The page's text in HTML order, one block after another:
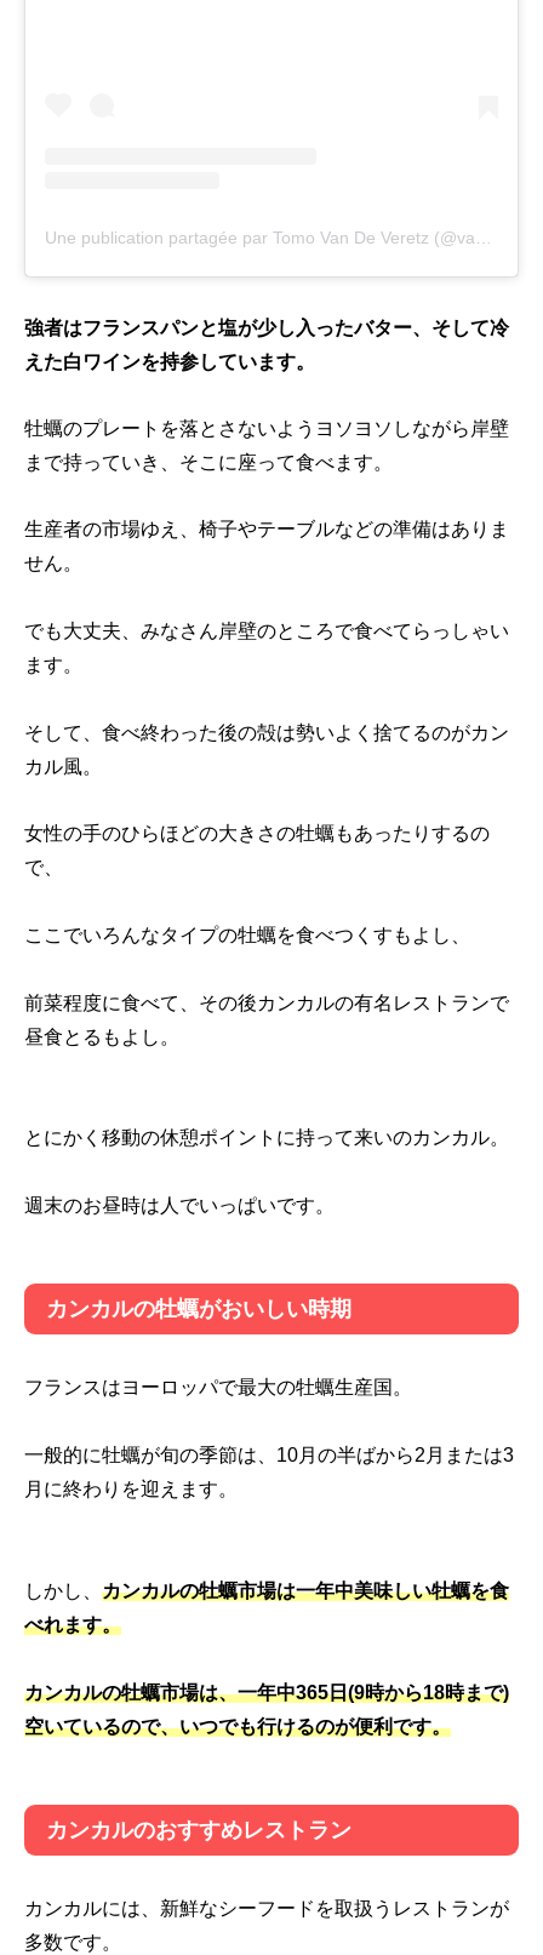
強者はフランスパンと塩が少し入ったバター、そして冷
えた白ワインを持参しています。
牡蠣のプレートを落とさないようヨソヨソしながら岸壁
まで持っていき、そこに座って食べます。
生産者の市場ゆえ、椅子やテーブルなどの準備はありま
せん。
でも大丈夫、みなさん岸壁のところで食べてらっしゃい
ます。
そして、食べ終わった後の殻は勢いよく捨てるのがカン
カル風。
女性の手のひらほどの大きさの牡蠣もあったりするの
で、
ここでいろんなタイプの牡蠣を食べつくすもよし、
前菜程度に食べて、その後カンカルの有名レストランで
昼食とるもよし。
とにかく移動の休憩ポイントに持って来いのカンカル。
週末のお昼時は人でいっぱいです。
カンカルの牡蠣がおいしい時期
フランスはヨーロッパで最大の牡蠣生産国。
一般的に牡蠣が旬の季節は、10月の半ばから2月または3
月に終わりを迎えます。
しかし、 カンカルの牡蠣市場は一年中美味しい牡蠣を食
べれます。
カンカルの牡蠣市場は、一年中365日(9時から18時まで)
空いているので、いつでも行けるのが便利です。
カンカルのおすすめレストラン
カンカルには、新鮮なシーフードを取扱うレストランが
多数です。